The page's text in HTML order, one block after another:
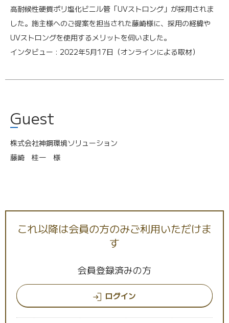
高耐候性硬質ポリ塩化ビニル管「UVストロング」が採用されま
した。施主様へのご提案を担当された藤崎様に、採用の経緯や
UVストロングを使用するメリットを伺いました。
インタビュー : 2022年5月17日 （オンラインによる取材）
Guest
株式会社神鋼環境ソリューション
藤崎 桂一 様
水処理プラントでUVストロングを採用
———まず、神鋼環境ソリューション様の事業
内容についてお教えください。
これ以降は会員の方のみご利用いただけま
す
会員登録済みの方
ログイン